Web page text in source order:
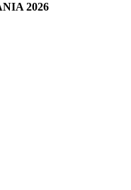
2026